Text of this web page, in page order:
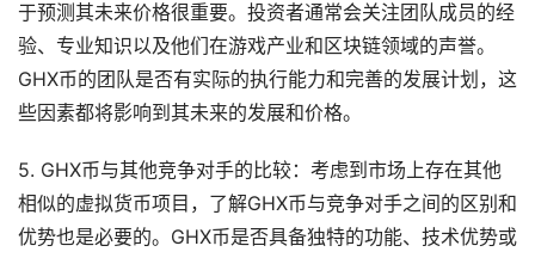
于预测其未来价格很重要。投资者通常会关注团队成员的经
验、专业知识以及他们在游戏产业和区块链领域的声誉。
GHX币的团队是否有实际的执行能力和完善的发展计划，这
些因素都将影响到其未来的发展和价格。
5. GHX币与其他竞争对手的比较：考虑到市场上存在其他
相似的虚拟货币项目，了解GHX币与竞争对手之间的区别和
优势也是必要的。GHX币是否具备独特的功能、技术优势或